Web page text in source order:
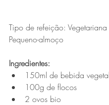
Tipo de refeição:
Pequeno-almoço
Ingredientes:
150ml de bebida vegetal
100g de flocos
2 ovos bio